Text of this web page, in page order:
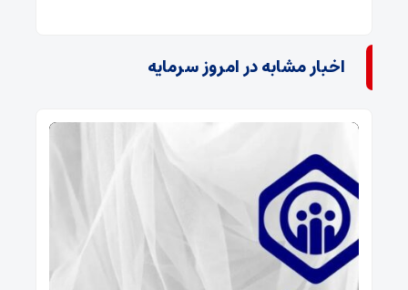
اخبار مشابه در امروز سرمایه